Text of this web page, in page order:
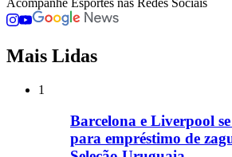
Acompanhe Esportes nas Redes Sociais
Mais Lidas
1
Barcelona e Liverpool
para empréstimo de